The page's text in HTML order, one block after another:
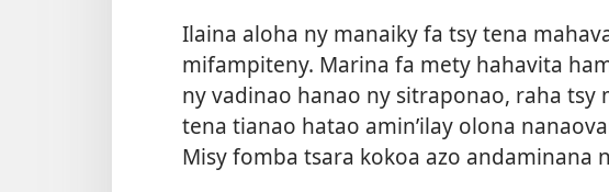
Ilaina aloha ny manaiky fa tsy tena
mifampiteny. Marina fa mety hahavita
ny vadinao hanao ny sitraponao, raha tsy
tena tianao hatao amin’ilay olona
Misy fomba tsara kokoa azo andaminana